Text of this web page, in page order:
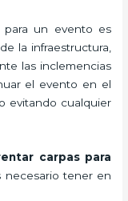
un evento es
la infraestructura,
las inclemencias
el evento en el
evitando cualquier
carpas para
necesario tener en